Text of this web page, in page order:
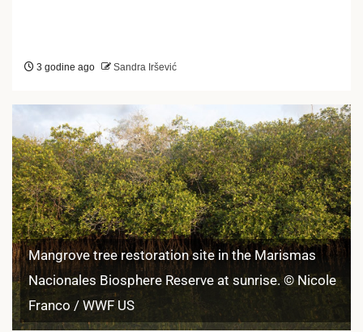
3 godine ago Sandra Iršević
Mangrove tree restoration site in the Marismas
Nacionales Biosphere Reserve at sunrise. © Nicole
Franco / WWF US